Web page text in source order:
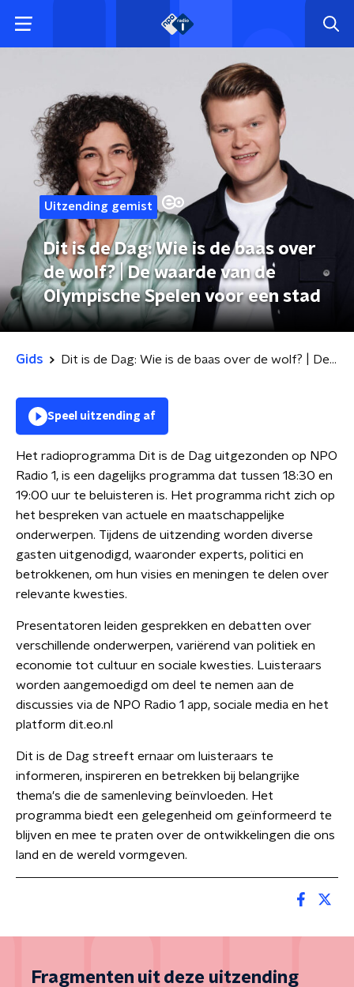
Uitzending gemist
Dit is de Dag: Wie is de baas over
de wolf? | De waarde van de
Olympische Spelen voor een stad
Gids Dit is de Dag: Wie is de baas over de wolf? | De waarde van de Olympische Spelen voor een stad
Speel uitzending af
Het radioprogramma Dit is de Dag uitgezonden op NPO
Radio 1, is een dagelijks programma dat tussen 18:30 en
19:00 uur te beluisteren is. Het programma richt zich op
het bespreken van actuele en maatschappelijke
onderwerpen. Tijdens de uitzending worden diverse
gasten uitgenodigd, waaronder experts, politici en
betrokkenen, om hun visies en meningen te delen over
relevante kwesties.
Presentatoren leiden gesprekken en debatten over
verschillende onderwerpen, variërend van politiek en
economie tot cultuur en sociale kwesties. Luisteraars
worden aangemoedigd om deel te nemen aan de
discussies via de NPO Radio 1 app, sociale media en het
platform dit.eo.nl
Dit is de Dag streeft ernaar om luisteraars te
informeren, inspireren en betrekken bij belangrijke
thema's die de samenleving beïnvloeden. Het
programma biedt een gelegenheid om geïnformeerd te
blijven en mee te praten over de ontwikkelingen die ons
land en de wereld vormgeven.
Fragmenten uit deze uitzending